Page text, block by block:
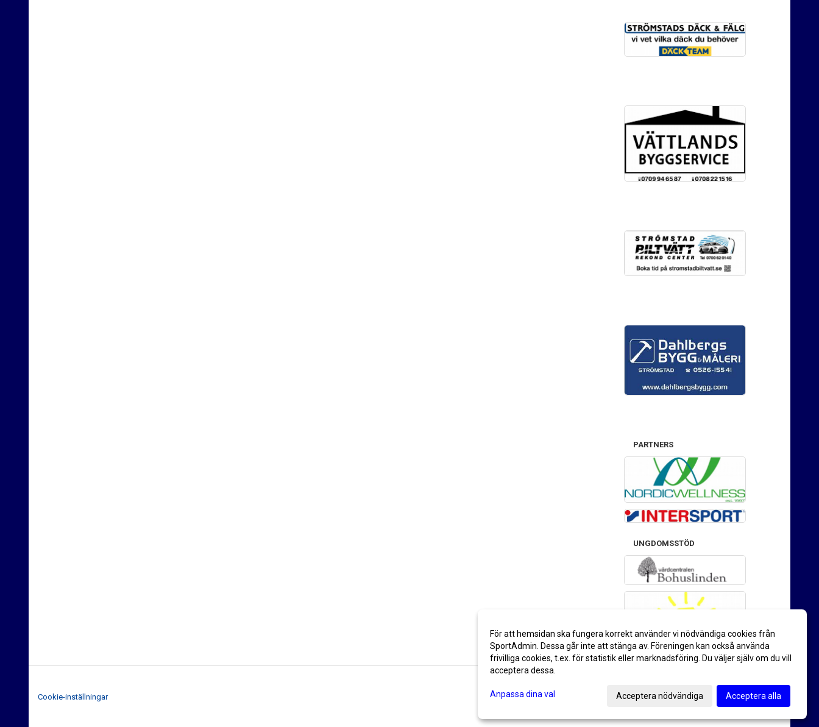
PARTNERS
UNGDOMSSTÖD
Cookie-inställningar
För att hemsidan ska fungera korrekt använder vi nödvändiga cookies från
SportAdmin. Dessa går inte att stänga av. Föreningen kan också använda
frivilliga cookies, t.ex. för statistik eller marknadsföring. Du väljer själv om du vill
acceptera dessa.
Anpassa dina val Acceptera nödvändiga Acceptera alla